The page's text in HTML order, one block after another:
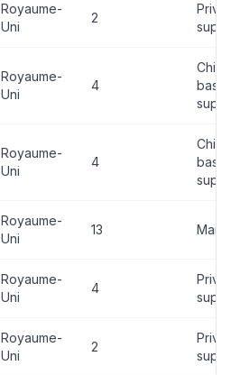
Royaume-
Uni
2
Royaume-
Uni
4
Royaume-
Uni
4
Royaume-
Uni
13
Royaume-
Uni
4
Royaume-
Uni
2